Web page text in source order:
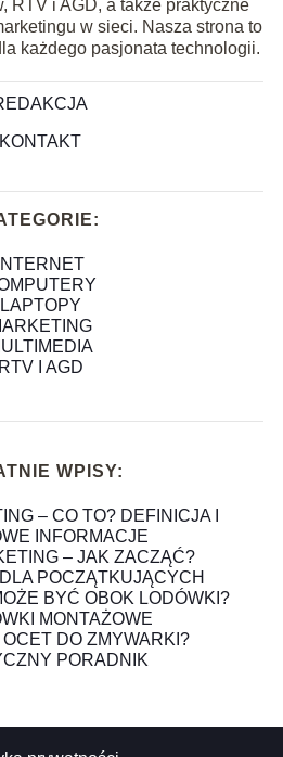
RTV i AGD, a także praktyczne
w sieci. Nasza strona to
każdego pasjonata technologii.
KONTAKT
INTERNET
LAPTOPY
RTV I AGD
WPISY:
– CO TO? DEFINICJA I
INFORMACJE
– JAK ZACZĄĆ?
POCZĄTKUJĄCYCH
BYĆ OBOK LODÓWKI?
MONTAŻOWE
DO ZMYWARKI?
PORADNIK